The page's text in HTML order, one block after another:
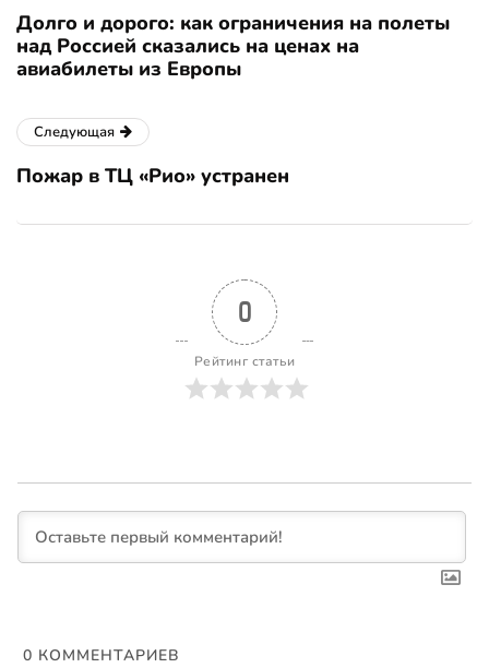
Долго и дорого: как ограничения на полеты
над Россией сказались на ценах на
авиабилеты из Европы
Следующая
Пожар в ТЦ «Рио» устранен
0
Рейтинг статьи
0 КОММЕНТАРИЕВ